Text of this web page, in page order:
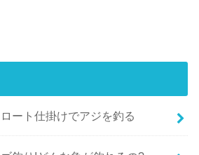
ート仕掛けでアジを釣る